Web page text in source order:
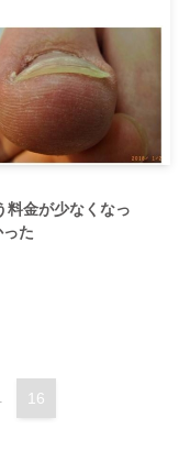
料金が少なくなっ
た
16